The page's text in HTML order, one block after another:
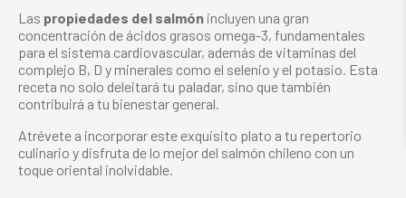
Las propiedades del salmón incluyen una gran
concentración de ácidos grasos omega-3, fundamentales
para el sistema cardiovascular, además de vitaminas del
complejo B, D y minerales como el selenio y el potasio. Esta
receta no solo deleitará tu paladar, sino que también
contribuirá a tu bienestar general.
Atrévete a incorporar este exquisito plato a tu repertorio
culinario y disfruta de lo mejor del salmón chileno con un
toque oriental inolvidable.